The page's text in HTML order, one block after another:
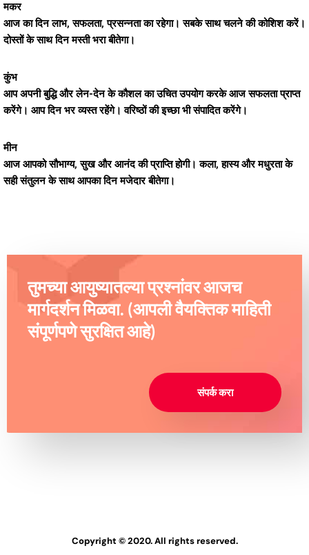
मकर
आज का दिन लाभ, सफलता, प्रसन्नता का रहेगा। सबके साथ चलने की कोशिश करें।
दोस्तों के साथ दिन मस्ती भरा बीतेगा।
कुंभ
आप अपनी बुद्धि और लेन-देन के कौशल का उचित उपयोग करके आज सफलता प्राप्त
करेंगे। आप दिन भर व्यस्त रहेंगे। वरिष्ठों की इच्छा भी संपादित करेंगे।
मीन
आज आपको सौभाग्य, सुख और आनंद की प्राप्ति होगी। कला, हास्य और मधुरता के
सही संतुलन के साथ आपका दिन मजेदार बीतेगा।
तुमच्या आयुष्यातल्या प्रश्नांवर आजच
मार्गदर्शन मिळवा. (आपली वैयक्तिक माहिती
संपूर्णपणे सुरक्षित आहे)
संपर्क करा
Copyright © 2020. All rights reserved.